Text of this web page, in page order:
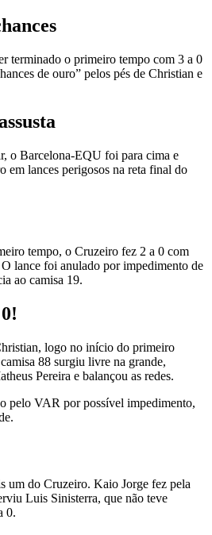
terminado o primeiro tempo com 3 a 0
de ouro” pelos pés de Christian e
o Barcelona-EQU foi para cima e
em lances perigosos na reta final do
tempo, o Cruzeiro fez 2 a 0 com
lance foi anulado por impedimento de
ao camisa 19.
logo no início do primeiro
88 surgiu livre na grande,
Pereira e balançou as redes.
pelo VAR por possível impedimento,
um do Cruzeiro. Kaio Jorge fez pela
Luis Sinisterra, que não teve
0.